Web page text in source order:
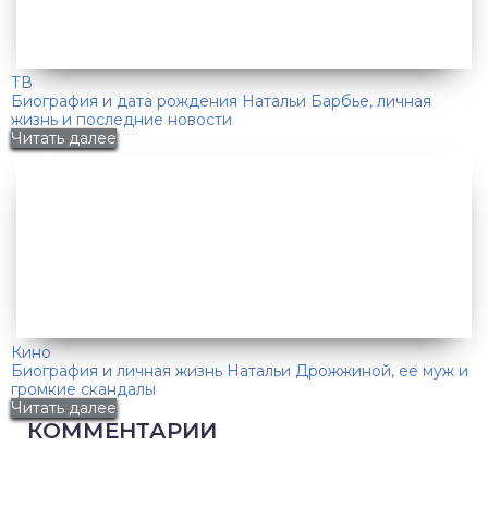
ТВ
Биография и дата рождения Натальи Барбье, личная
жизнь и последние новости
Читать далее
Кино
Биография и личная жизнь Натальи Дрожжиной, ее муж и
громкие скандалы
Читать далее
КОММЕНТАРИИ